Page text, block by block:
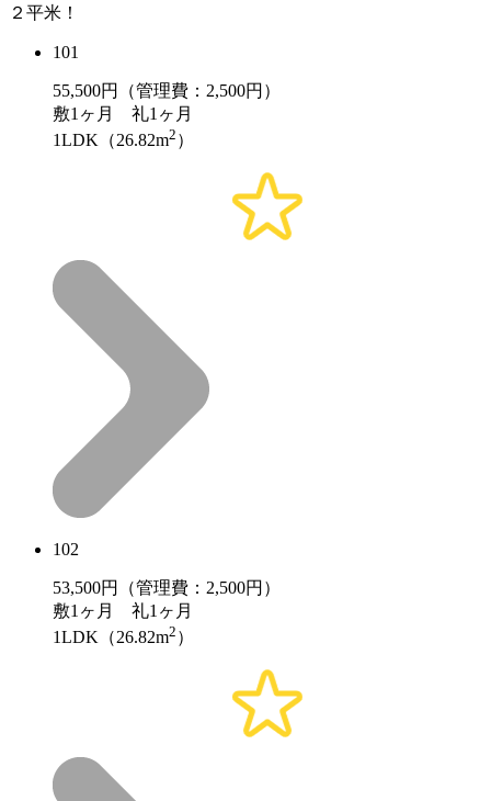
２平米！
101
55,500円（管理費：2,500円）
敷1ヶ月 礼1ヶ月
1LDK（26.82m2 ）
102
53,500円（管理費：2,500円）
敷1ヶ月 礼1ヶ月
1LDK（26.82m2 ）